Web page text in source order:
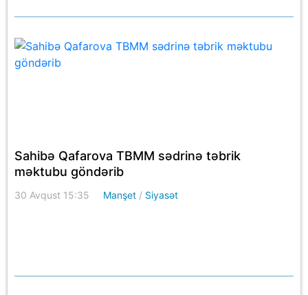
Sahibə Qafarova TBMM sədrinə təbrik
məktubu göndərib
30 Avqust 15:35 Manşet / Siyasət